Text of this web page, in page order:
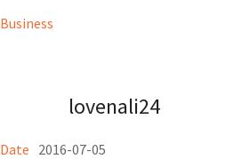
Business
lovenali24
Date 2016-07-05